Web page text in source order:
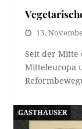
13.
Seit der Mitte
Mitteleuropa
GASTHÄUSER